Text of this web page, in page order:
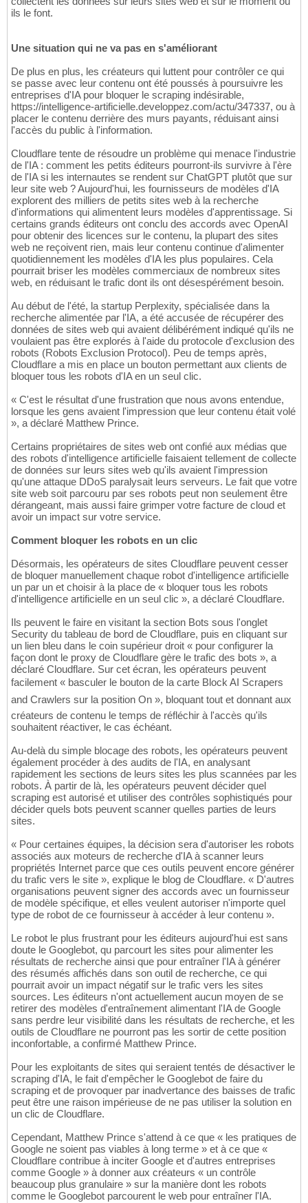
ils le font.
Une situation qui ne va pas en s'améliorant
De plus en plus, les créateurs qui luttent pour contrôler ce qui
se passe avec leur contenu ont été poussés à poursuivre les
entreprises d'IA pour bloquer le scraping indésirable,
https://intelligence-artificielle.developpez.com/actu/347337, ou à
placer le contenu derrière des murs payants, réduisant ainsi
l'accès du public à l'information.
Cloudflare tente de résoudre un problème qui menace l'industrie
de l'IA : comment les petits éditeurs pourront-ils survivre à l'ère
de l'IA si les internautes se rendent sur ChatGPT plutôt que sur
leur site web ? Aujourd'hui, les fournisseurs de modèles d'IA
explorent des milliers de petits sites web à la recherche
d'informations qui alimentent leurs modèles d'apprentissage. Si
certains grands éditeurs ont conclu des accords avec OpenAI
pour obtenir des licences sur le contenu, la plupart des sites
web ne reçoivent rien, mais leur contenu continue d'alimenter
quotidiennement les modèles d'IA les plus populaires. Cela
pourrait briser les modèles commerciaux de nombreux sites
web, en réduisant le trafic dont ils ont désespérément besoin.
Au début de l'été, la startup Perplexity, spécialisée dans la
recherche alimentée par l'IA, a été accusée de récupérer des
données de sites web qui avaient délibérément indiqué qu'ils ne
voulaient pas être explorés à l'aide du protocole d'exclusion des
robots (Robots Exclusion Protocol). Peu de temps après,
Cloudflare a mis en place un bouton permettant aux clients de
bloquer tous les robots d'IA en un seul clic.
« C'est le résultat d'une frustration que nous avons entendue,
lorsque les gens avaient l'impression que leur contenu était volé
», a déclaré Matthew Prince.
Certains propriétaires de sites web ont confié aux médias que
des robots d'intelligence artificielle faisaient tellement de collecte
de données sur leurs sites web qu'ils avaient l'impression
qu'une attaque DDoS paralysait leurs serveurs. Le fait que votre
site web soit parcouru par ses robots peut non seulement être
dérangeant, mais aussi faire grimper votre facture de cloud et
avoir un impact sur votre service.
Comment bloquer les robots en un clic
Désormais, les opérateurs de sites Cloudflare peuvent cesser
de bloquer manuellement chaque robot d'intelligence artificielle
un par un et choisir à la place de « bloquer tous les robots
d'intelligence artificielle en un seul clic », a déclaré Cloudflare.
Ils peuvent le faire en visitant la section Bots sous l'onglet
Security du tableau de bord de Cloudflare, puis en cliquant sur
un lien bleu dans le coin supérieur droit « pour configurer la
façon dont le proxy de Cloudflare gère le trafic des bots », a
déclaré Cloudflare. Sur cet écran, les opérateurs peuvent
facilement « basculer le bouton de la carte Block AI Scrapers
and Crawlers sur la position On », bloquant tout et donnant aux
créateurs de contenu le temps de réfléchir à l'accès qu'ils
souhaitent réactiver, le cas échéant.
Au-delà du simple blocage des robots, les opérateurs peuvent
également procéder à des audits de l'IA, en analysant
rapidement les sections de leurs sites les plus scannées par les
robots. À partir de là, les opérateurs peuvent décider quel
scraping est autorisé et utiliser des contrôles sophistiqués pour
décider quels bots peuvent scanner quelles parties de leurs
sites.
« Pour certaines équipes, la décision sera d'autoriser les robots
associés aux moteurs de recherche d'IA à scanner leurs
propriétés Internet parce que ces outils peuvent encore générer
du trafic vers le site », explique le blog de Cloudflare. « D'autres
organisations peuvent signer des accords avec un fournisseur
de modèle spécifique, et elles veulent autoriser n'importe quel
type de robot de ce fournisseur à accéder à leur contenu ».
Le robot le plus frustrant pour les éditeurs aujourd'hui est sans
doute le Googlebot, qu parcourt les sites pour alimenter les
résultats de recherche ainsi que pour entraîner l'IA à générer
des résumés affichés dans son outil de recherche, ce qui
pourrait avoir un impact négatif sur le trafic vers les sites
sources. Les éditeurs n'ont actuellement aucun moyen de se
retirer des modèles d'entraînement alimentant l'IA de Google
sans perdre leur visibilité dans les résultats de recherche, et les
outils de Cloudflare ne pourront pas les sortir de cette position
inconfortable, a confirmé Matthew Prince.
Pour les exploitants de sites qui seraient tentés de désactiver le
scraping d'IA, le fait d'empêcher le Googlebot de faire du
scraping et de provoquer par inadvertance des baisses de trafic
peut être une raison impérieuse de ne pas utiliser la solution en
un clic de Cloudflare.
Cependant, Matthew Prince s'attend à ce que « les pratiques de
Google ne soient pas viables à long terme » et à ce que «
Cloudflare contribue à inciter Google et d'autres entreprises
comme Google » à donner aux créateurs « un contrôle
beaucoup plus granulaire » sur la manière dont les robots
comme le Googlebot parcourent le web pour entraîner l'IA.